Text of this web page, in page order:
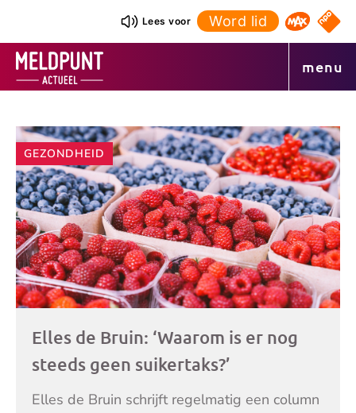
inhoud
Lees voor Word lid Omroep
NPO
menu
Andere
artikelen
GEZONDHEID
Elles de Bruin: ‘Waarom is er nog
steeds geen suikertaks?’
Elles de Bruin schrijft regelmatig een column